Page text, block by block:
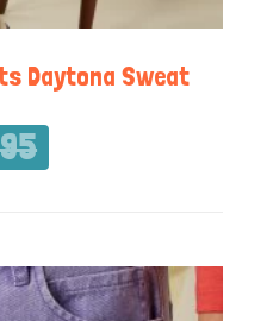
Daytona Sweat